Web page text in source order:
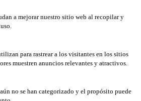
a mejorar nuestro sitio web al recopilar y
para rastrear a los visitantes en los sitios
muestren anuncios relevantes y atractivos.
no se han categorizado y el propósito puede